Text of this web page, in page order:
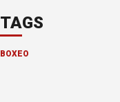
TAGS
BOXEO